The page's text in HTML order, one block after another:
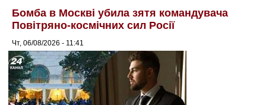
Бомба в Москві убила зятя командувача
Повітряно-космічних сил Росії
Чт, 06/08/2026 - 11:41